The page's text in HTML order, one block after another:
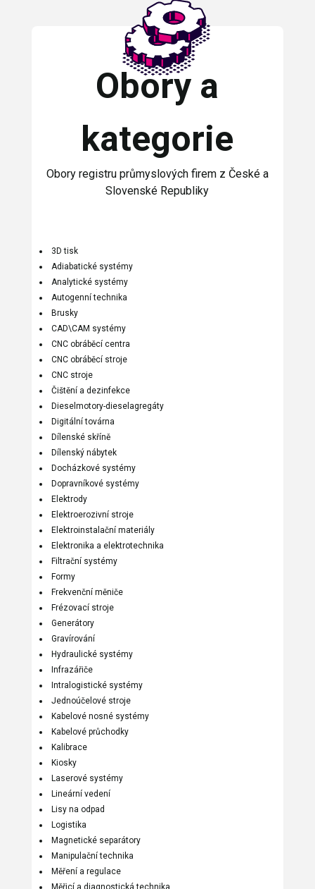
Obory a
kategorie
Obory registru průmyslových firem z České a
Slovenské Republiky
3D tisk
Adiabatické systémy
Analytické systémy
Autogenní technika
Brusky
CAD\CAM systémy
CNC obráběcí centra
CNC obráběcí stroje
CNC stroje
Čištění a dezinfekce
Dieselmotory-dieselagregáty
Digitální továrna
Dílenské skříně
Dílenský nábytek
Docházkové systémy
Dopravníkové systémy
Elektrody
Elektroerozivní stroje
Elektroinstalační materiály
Elektronika a elektrotechnika
Filtrační systémy
Formy
Frekvenční měniče
Frézovací stroje
Generátory
Gravírování
Hydraulické systémy
Infrazářiče
Intralogistické systémy
Jednoúčelové stroje
Kabelové nosné systémy
Kabelové průchodky
Kalibrace
Kiosky
Laserové systémy
Lineární vedení
Lisy na odpad
Logistika
Magnetické separátory
Manipulační technika
Měření a regulace
Měřicí a diagnostická technika